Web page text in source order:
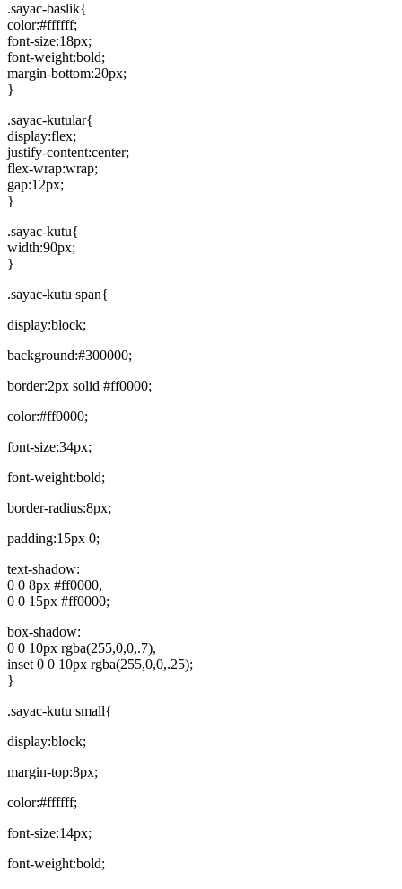
.sayac-baslik{
color:#ffffff;
font-size:18px;
font-weight:bold;
margin-bottom:20px;
}
.sayac-kutular{
display:flex;
justify-content:center;
flex-wrap:wrap;
gap:12px;
}
.sayac-kutu{
width:90px;
}
.sayac-kutu span{
display:block;
background:#300000;
border:2px solid #ff0000;
color:#ff0000;
font-size:34px;
font-weight:bold;
border-radius:8px;
padding:15px 0;
text-shadow:
0 0 8px #ff0000,
0 0 15px #ff0000;
box-shadow:
0 0 10px rgba(255,0,0,.7),
inset 0 0 10px rgba(255,0,0,.25);
}
.sayac-kutu small{
display:block;
margin-top:8px;
color:#ffffff;
font-size:14px;
font-weight:bold;